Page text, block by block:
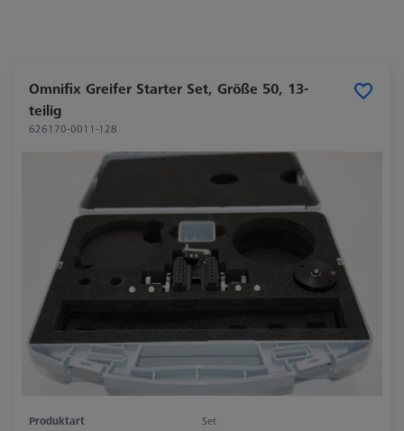
Omnifix Greifer Starter Set, Größe 50, 13-
teilig
626170-0011-128
Produktart
Set